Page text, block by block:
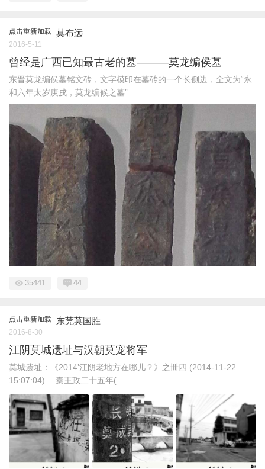
点击重新加载 莫布远
2016-5-11
曾经是广西已知最古老的墓———莫龙编侯墓
东晋莫龙编侯墓铭文砖，文字模印在墓砖的一个长侧边，全文为“永
和六年太岁庚戌，莫龙编候之墓” ...
35441 44
点击重新加载 东莞莫国胜
2016-8-30
江阴莫城遗址与汉朝莫宠将军
莫城遗址：《2014’江阴老地方在哪儿？》之卌四 (2014-11-22
15:07:04) 秦王政二十五年( ...